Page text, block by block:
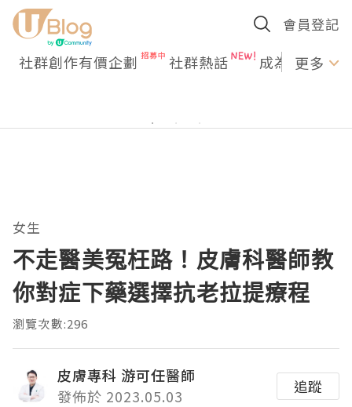
會員登記
社群創作有價企劃 社群熱話 成為U更多
女生
不走醫美冤枉路！皮膚科醫師教
你對症下藥選擇抗老拉提療程
瀏覽次數:296
皮膚專科 游可任醫師
發佈於 2023.05.03
追蹤